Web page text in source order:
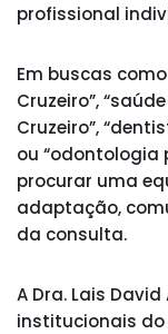
profissional
Em buscas
Cruzeiro”,
Cruzeiro”,
ou “odontologia
procurar uma
adaptação,
da consulta.
A Dra. Lais
institucionais do